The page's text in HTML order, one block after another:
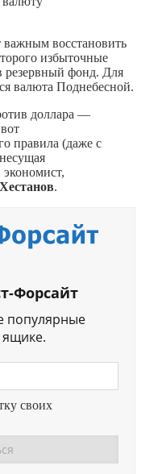
важным восстановить
избыточные
резервный фонд. Для
валюта Поднебесной.
доллара —
правила (даже с
.
Форсайт
популярные
своих